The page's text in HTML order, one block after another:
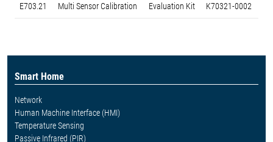
E703.21 Multi Sensor Calibration Evaluation Kit K70321-0002
Smart Home
Network
Human Machine Interface (HMI)
Temperature Sensing
Passive Infrared (PIR)